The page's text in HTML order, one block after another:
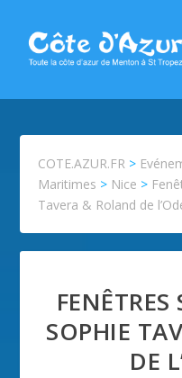
COTE.AZUR.FR >
Maritimes > Nice >
Tavera & Roland de
FENÊTRES
SOPHIE
DE